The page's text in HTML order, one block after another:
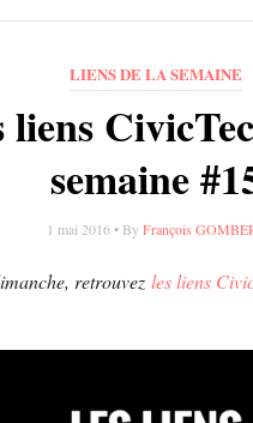
LIENS DE LA SEMAINE
liens
semaine
1 mai 2016 • By François
retrouvezles liens